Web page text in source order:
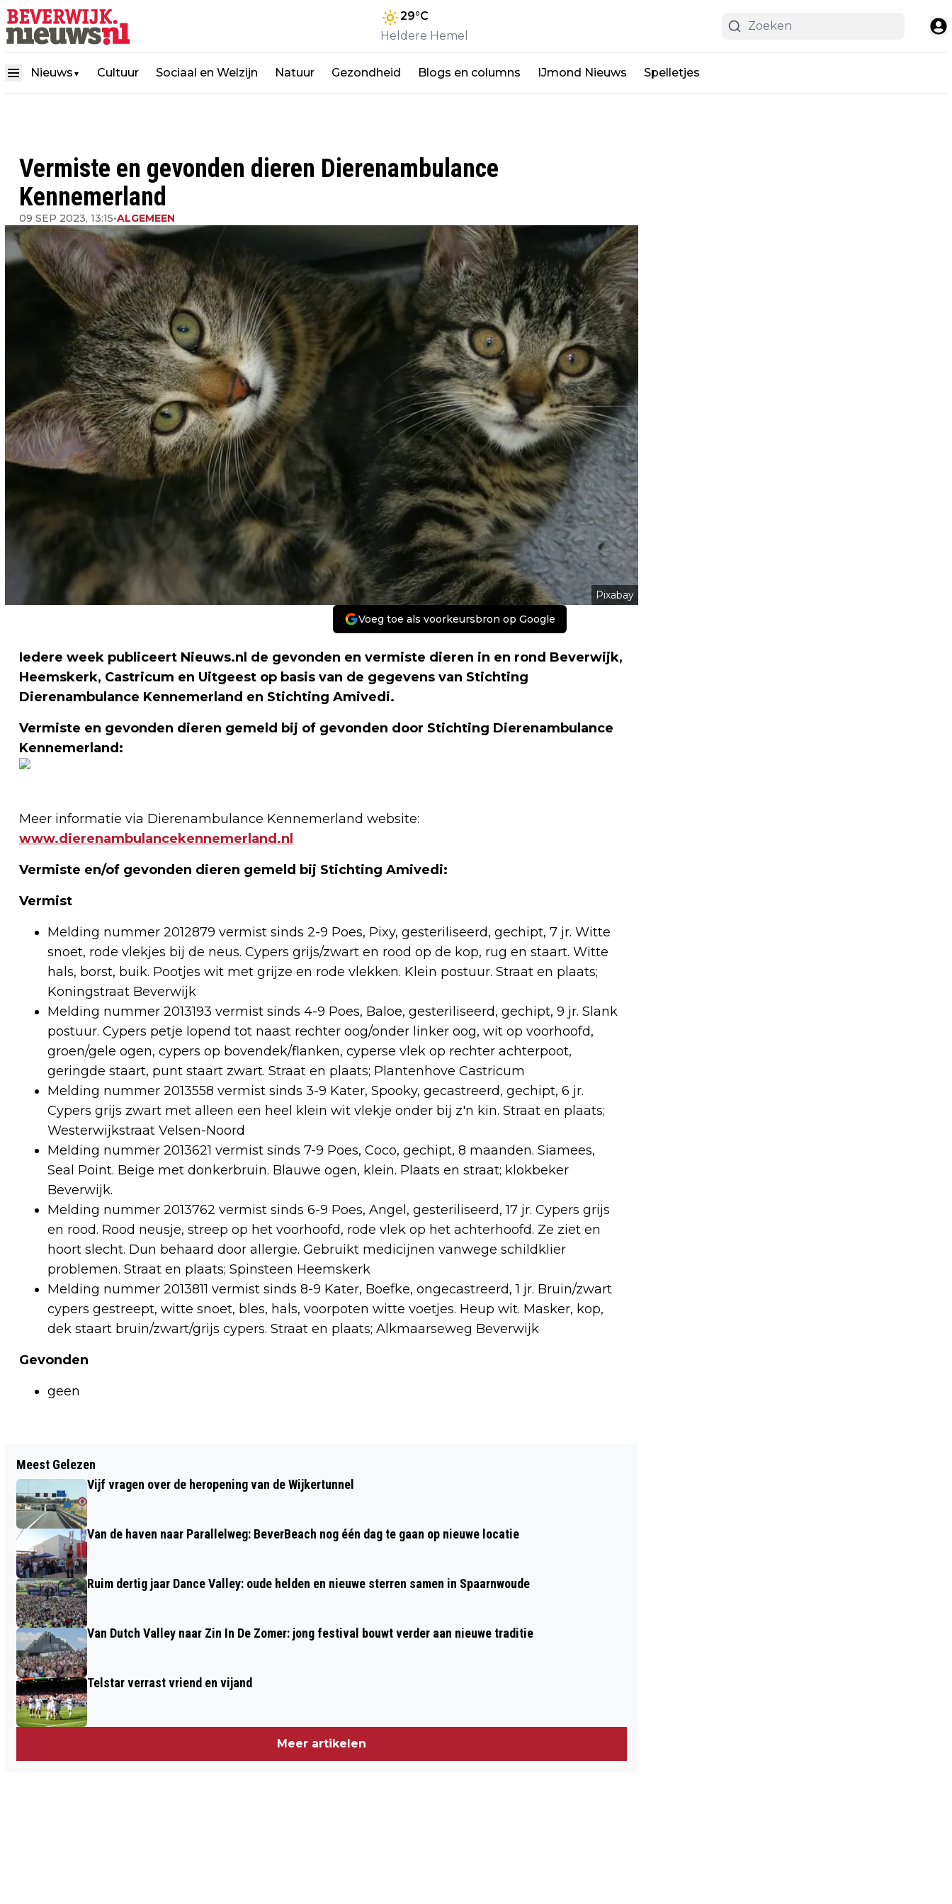
29°C
Heldere Hemel
Nieuws ▼ Cultuur Sociaal en Welzijn Natuur Gezondheid Blogs en columns IJmond Nieuws Spelletjes
Vermiste en gevonden dieren Dierenambulance
Kennemerland
09 SEP 2023, 13:15•ALGEMEEN
Pixabay
Voeg toe als voorkeursbron op Google
Iedere week publiceert Nieuws.nl de gevonden en vermiste dieren in en rond Beverwijk,
Heemskerk, Castricum en Uitgeest op basis van de gegevens van Stichting
Dierenambulance Kennemerland en Stichting Amivedi.
Vermiste en gevonden dieren gemeld bij of gevonden door Stichting Dierenambulance
Kennemerland:
Meer informatie via Dierenambulance Kennemerland website:
www.dierenambulancekennemerland.nl
Vermiste en/of gevonden dieren gemeld bij Stichting Amivedi:
Vermist
Melding nummer 2012879 vermist sinds 2-9 Poes, Pixy, gesteriliseerd, gechipt, 7 jr. Witte
snoet, rode vlekjes bij de neus. Cypers grijs/zwart en rood op de kop, rug en staart. Witte
hals, borst, buik. Pootjes wit met grijze en rode vlekken. Klein postuur. Straat en plaats;
Koningstraat Beverwijk
Melding nummer 2013193 vermist sinds 4-9 Poes, Baloe, gesteriliseerd, gechipt, 9 jr. Slank
postuur. Cypers petje lopend tot naast rechter oog/onder linker oog, wit op voorhoofd,
groen/gele ogen, cypers op bovendek/flanken, cyperse vlek op rechter achterpoot,
geringde staart, punt staart zwart. Straat en plaats; Plantenhove Castricum
Melding nummer 2013558 vermist sinds 3-9 Kater, Spooky, gecastreerd, gechipt, 6 jr.
Cypers grijs zwart met alleen een heel klein wit vlekje onder bij z'n kin. Straat en plaats;
Westerwijkstraat Velsen-Noord
Melding nummer 2013621 vermist sinds 7-9 Poes, Coco, gechipt, 8 maanden. Siamees,
Seal Point. Beige met donkerbruin. Blauwe ogen, klein. Plaats en straat; klokbeker
Beverwijk.
Melding nummer 2013762 vermist sinds 6-9 Poes, Angel, gesteriliseerd, 17 jr. Cypers grijs
en rood. Rood neusje, streep op het voorhoofd, rode vlek op het achterhoofd. Ze ziet en
hoort slecht. Dun behaard door allergie. Gebruikt medicijnen vanwege schildklier
problemen. Straat en plaats; Spinsteen Heemskerk
Melding nummer 2013811 vermist sinds 8-9 Kater, Boefke, ongecastreerd, 1 jr. Bruin/zwart
cypers gestreept, witte snoet, bles, hals, voorpoten witte voetjes. Heup wit. Masker, kop,
dek staart bruin/zwart/grijs cypers. Straat en plaats; Alkmaarseweg Beverwijk
Gevonden
geen
ORGANISATIE DAM TOT DAMLOOP OP
ZOEK NAAR NOG 80 VRIJWILLIGERS
DE HERFST ER ÉCHT AAN!
Meest Gelezen
Vijf vragen over de heropening van de Wijkertunnel
Van de haven naar Parallelweg: BeverBeach nog één dag te gaan op nieuwe locatie
Ruim dertig jaar Dance Valley: oude helden en nieuwe sterren samen in Spaarnwoude
Van Dutch Valley naar Zin In De Zomer: jong festival bouwt verder aan nieuwe traditie
Telstar verrast vriend en vijand
Meer artikelen